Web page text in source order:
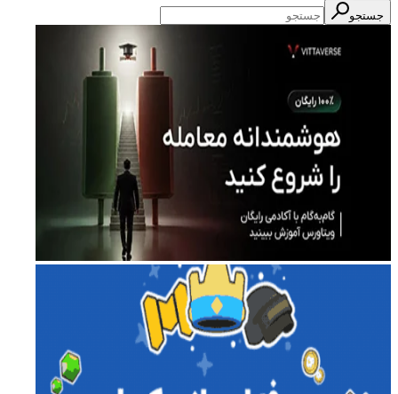
جستجو